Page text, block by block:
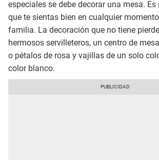
especiales se debe decorar una mesa.
que te sientas bien en cualquier
familia. La decoración que no tiene
hermosos servilleteros, un centro de
o pétalos de rosa y vajillas de un solo
color blanco.